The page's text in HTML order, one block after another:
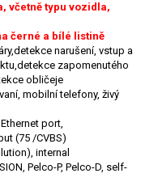
včetně typu vozidla,
černé a bílé listině
narušení, vstup a
zapomenutého
obličeje
mobilní telefony, živý
port,
(75 /CVBS)
internal
Pelco-P, Pelco-D, self-